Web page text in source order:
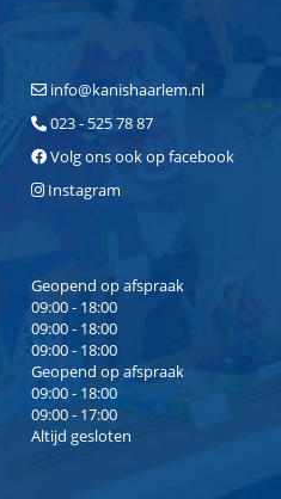
info@kanishaarlem.nl
023 - 525 78 87
Volg ons ook op facebook
Instagram
Geopend op afspraak
09:00 - 18:00
09:00 - 18:00
09:00 - 18:00
Geopend op afspraak
09:00 - 18:00
09:00 - 17:00
Altijd gesloten